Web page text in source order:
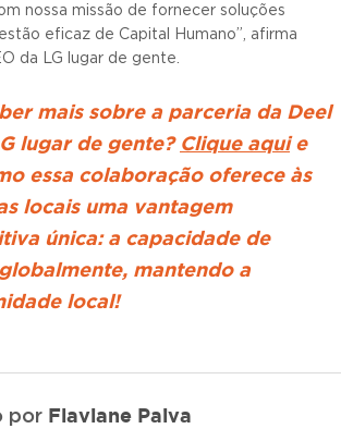
nossa missão de fornecer soluções
eficaz de Capital Humano”, afirma
da LG lugar de gente.
mais sobre a parceria da Deel
lugar de gente? Clique aquie
essa colaboração oferece às
locais uma vantagem
única: a capacidade de
mantendo a
local!
por Flaviane Paiva